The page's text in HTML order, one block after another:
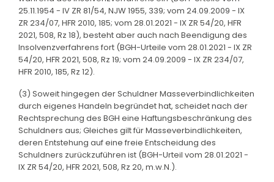
25.11.1954 - IV ZR 81/54, NJW 1955, 339; vom 24.09.2009 - IX
ZR 234/07, HFR 2010, 185; vom 28.01.2021 - IX ZR 54/20, HFR
2021, 508, Rz 18), besteht aber auch nach Beendigung des
Insolvenzverfahrens fort (BGH-Urteile vom 28.01.2021 - IX ZR
54/20, HFR 2021, 508, Rz 19; vom 24.09.2009 - IX ZR 234/07,
HFR 2010, 185, Rz 12).
(3) Soweit hingegen der Schuldner Masseverbindlichkeiten
durch eigenes Handeln begründet hat, scheidet nach der
Rechtsprechung des BGH eine Haftungsbeschränkung des
Schuldners aus; Gleiches gilt für Masseverbindlichkeiten,
deren Entstehung auf eine freie Entscheidung des
Schuldners zurückzuführen ist (BGH-Urteil vom 28.01.2021 -
IX ZR 54/20, HFR 2021, 508, Rz 20, m.w.N.).